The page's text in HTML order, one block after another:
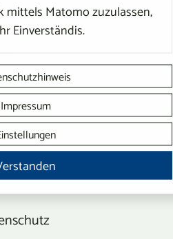
mittels Matomo zuzulassen,
Einverständis.
Impressum
& Stadtplanung